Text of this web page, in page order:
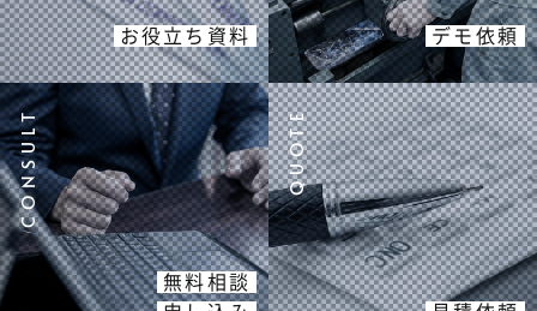
お役立ち資料 デモ依頼
無料相談